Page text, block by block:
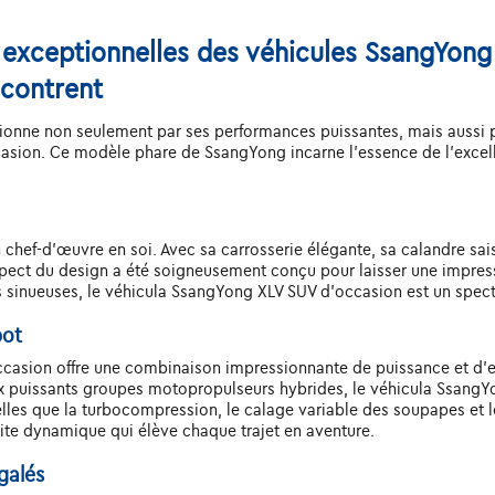
des véhicules
non seulement par ses performances puissantes, mais aussi
Ce modèle phare de SsangYong incarne l'essence de
chef-d'œuvre en soi. Avec sa carrosserie élégante, sa calandre
du design a été soigneusement conçu pour laisser une
le véhicula SsangYong XLV SUV d'occasion est un
offre une combinaison impressionnante de puissance et
groupes motopropulseurs hybrides, le véhicula
que la turbocompression, le calage variable des soupapes et
dynamique qui élève chaque trajet en aventure.